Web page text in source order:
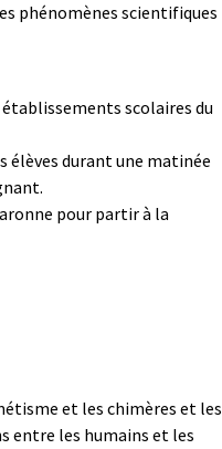
phénomènes scientifiques
scolaires du
élèves durant une matinée
pour partir à la
et les chimères et les
entre les humains et les